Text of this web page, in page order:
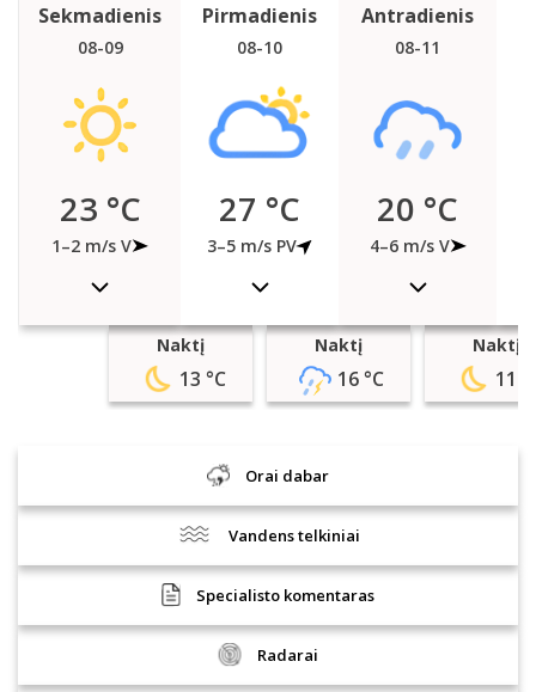
Sekmadienis
08-09
23 °C
1–2 m/s V
Naktį
13 °C
Pirmadienis
08-10
27 °C
3–5 m/s PV
Naktį
16 °C
Antradienis
08-11
20 °C
4–6 m/s V
Naktį
11
Orai dabar
Vandens telkiniai
Specialisto komentaras
Radarai